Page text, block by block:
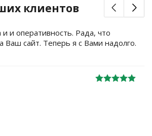
клиентов
и оперативность. Рада, что
Ваш сайт. Теперь я с Вами надолго.